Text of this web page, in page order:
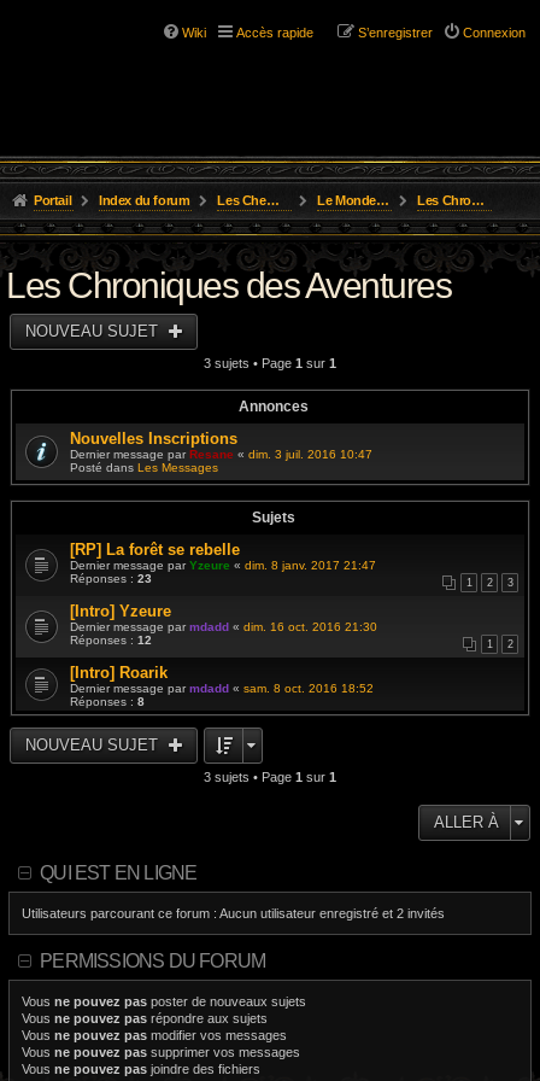
Wiki Accès rapide Connexion
S’enregistrer
Portail Index du forum Les Chemins de L'Aventure Le Monde de Golarion Les Chroniques des Aventures
Les Chroniques des Aventures
NOUVEAU SUJET
3 sujets • Page 1 sur 1
Annonces
Nouvelles Inscriptions
Dernier message parResane « dim. 3 juil. 2016 10:47
Posté dans Les Messages
Sujets
[RP] La forêt se rebelle
Dernier message parYzeure « dim. 8 janv. 2017 21:47
Réponses : 23 1 2 3
[Intro] Yzeure
Dernier message parmdadd « dim. 16 oct. 2016 21:30
Réponses : 12 1 2
[Intro] Roarik
Dernier message parmdadd « sam. 8 oct. 2016 18:52
Réponses : 8
NOUVEAU SUJET
3 sujets • Page 1 sur 1
ALLER À
QUI EST EN LIGNE
Utilisateurs parcourant ce forum : Aucun utilisateur enregistré et 2 invités
PERMISSIONS DU FORUM
Vous ne pouvez pas poster de nouveaux sujets
Vous ne pouvez pas répondre aux sujets
Vous ne pouvez pas modifier vos messages
Vous ne pouvez pas supprimer vos messages
Vous ne pouvez pas joindre des fichiers